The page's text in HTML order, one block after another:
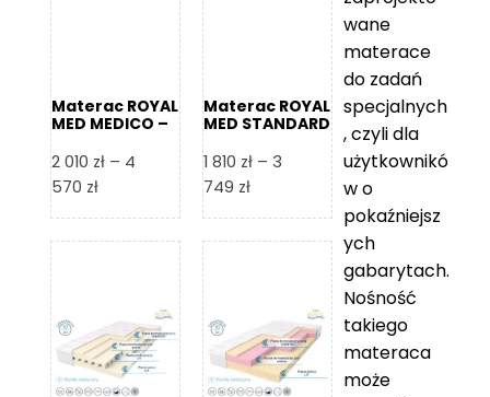
Materac ROYAL
MED MEDICO –
2 010 zł – 4
570 złZakres
od
4
570 zł
Materac ROYAL
MED STANDARD
1 810 zł – 3
749 złZakres
od
3
749 zł
wane
materace
do zadań
specjalnych
, czyli dla
użytkownikó
w o
pokaźniejsz
ych
gabarytach.
Nośność
takiego
materaca
może